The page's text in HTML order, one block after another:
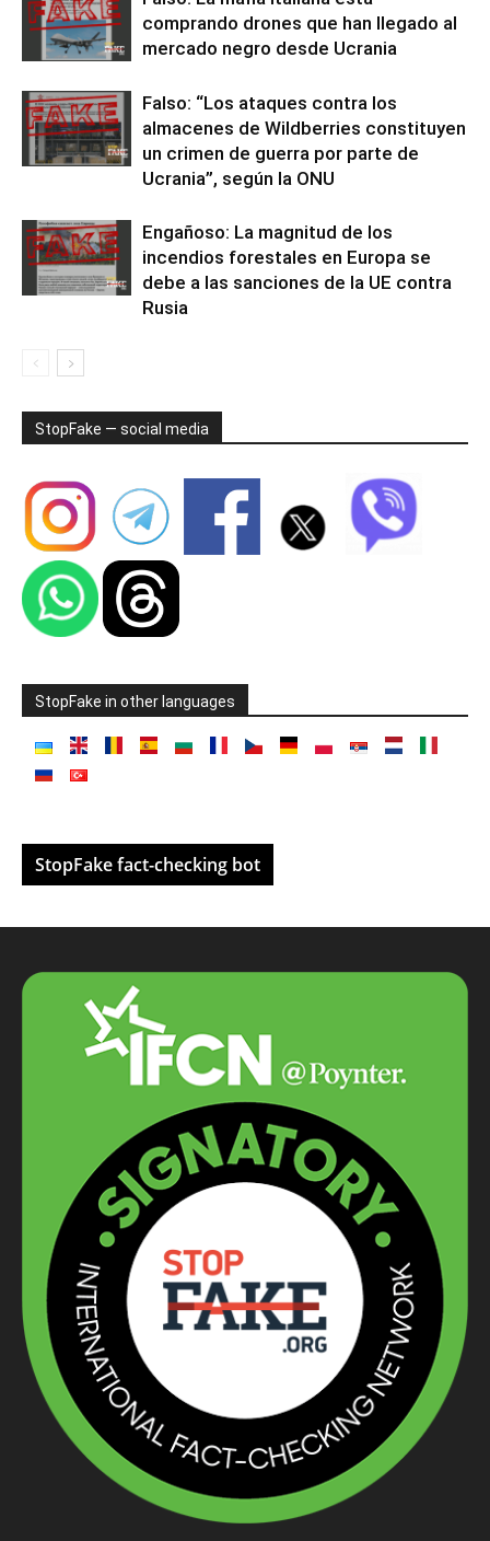
comprando drones que han llegado al
mercado negro desde Ucrania
Falso: “Los ataques contra los
almacenes de Wildberries constituyen
un crimen de guerra por parte de
Ucrania”, según la ONU
Engañoso: La magnitud de los
incendios forestales en Europa se
debe a las sanciones de la UE contra
Rusia
StopFake — social media
StopFake in other languages
StopFake fact-checking bot